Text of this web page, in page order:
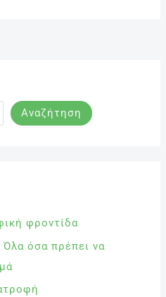
Αναζήτηση
φροντίδα
όσα πρέπει να